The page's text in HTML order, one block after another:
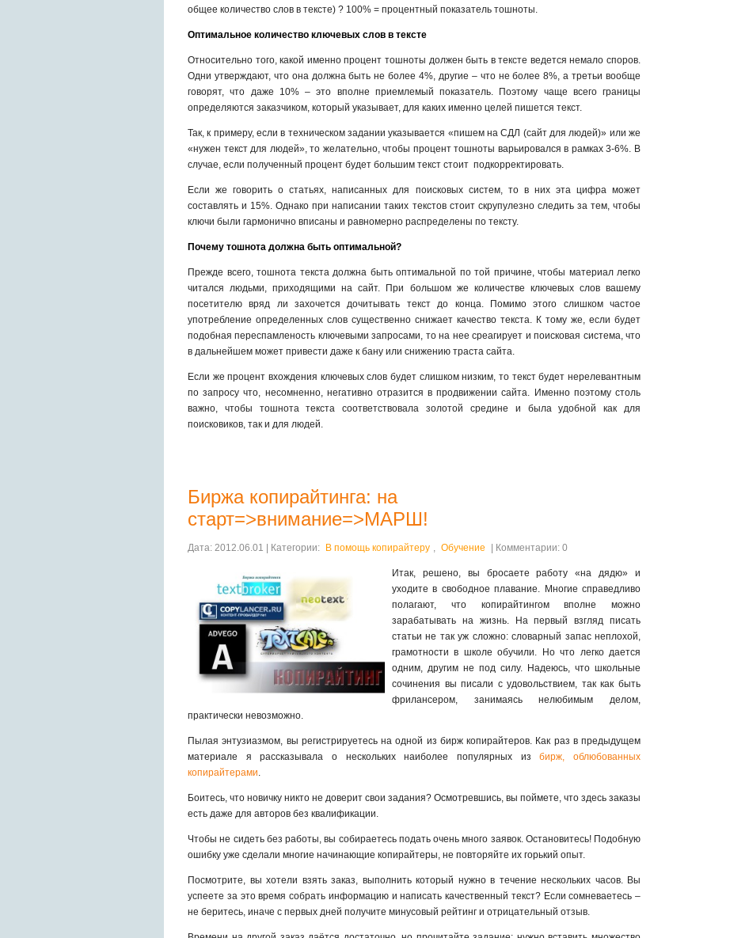
общее количество слов в тексте) ? 100% = процентный показатель тошноты.
Оптимальное количество ключевых слов в тексте
Относительно того, какой именно процент тошноты должен быть в тексте ведется немало споров.
Одни утверждают, что она должна быть не более 4%, другие – что не более 8%, а третьи вообще
говорят, что даже 10% – это вполне приемлемый показатель. Поэтому чаще всего границы
определяются заказчиком, который указывает, для каких именно целей пишется текст.
Так, к примеру, если в техническом задании указывается «пишем на СДЛ (сайт для людей)» или же
«нужен текст для людей», то желательно, чтобы процент тошноты варьировался в рамках 3-6%. В
случае, если полученный процент будет большим текст стоит подкорректировать.
Если же говорить о статьях, написанных для поисковых систем, то в них эта цифра может
составлять и 15%. Однако при написании таких текстов стоит скрупулезно следить за тем, чтобы
ключи были гармонично вписаны и равномерно распределены по тексту.
Почему тошнота должна быть оптимальной?
Прежде всего, тошнота текста должна быть оптимальной по той причине, чтобы материал легко
читался людьми, приходящими на сайт. При большом же количестве ключевых слов вашему
посетителю вряд ли захочется дочитывать текст до конца. Помимо этого слишком частое
употребление определенных слов существенно снижает качество текста. К тому же, если будет
подобная переспамленость ключевыми запросами, то на нее среагирует и поисковая система, что
в дальнейшем может привести даже к бану или снижению траста сайта.
Если же процент вхождения ключевых слов будет слишком низким, то текст будет нерелевантным
по запросу что, несомненно, негативно отразится в продвижении сайта. Именно поэтому столь
важно, чтобы тошнота текста соответствовала золотой средине и была удобной как для
поисковиков, так и для людей.
Биржа копирайтинга: на
старт=>внимание=>МАРШ!
Дата: 2012.06.01 | Категории: В помощь копирайтеру , Обучение | Комментарии: 0
Итак, решено, вы бросаете работу «на дядю» и
уходите в свободное плавание. Многие справедливо
полагают, что копирайтингом вполне можно
зарабатывать на жизнь. На первый взгляд писать
статьи не так уж сложно: словарный запас неплохой,
грамотности в школе обучили. Но что легко дается
одним, другим не под силу. Надеюсь, что школьные
сочинения вы писали с удовольствием, так как быть
фрилансером, занимаясь нелюбимым делом,
практически невозможно.
Пылая энтузиазмом, вы регистрируетесь на одной из бирж копирайтеров. Как раз в предыдущем
материале я рассказывала о нескольких наиболее популярных избирж, облюбованных
копирайтерами.
Боитесь, что новичку никто не доверит свои задания? Осмотревшись, вы поймете, что здесь заказы
есть даже для авторов без квалификации.
Чтобы не сидеть без работы, вы собираетесь подать очень много заявок. Остановитесь! Подобную
ошибку уже сделали многие начинающие копирайтеры, не повторяйте их горький опыт.
Посмотрите, вы хотели взять заказ, выполнить который нужно в течение нескольких часов. Вы
успеете за это время собрать информацию и написать качественный текст? Если сомневаетесь –
не беритесь, иначе с первых дней получите минусовый рейтинг и отрицательный отзыв.